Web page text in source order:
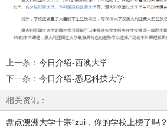
上一条 ： 今日介绍-西澳大学
下一条 ： 今日介绍-悉尼科技大学
相关资讯：
盘点澳洲大学十宗“zui，你的学校上榜了吗？